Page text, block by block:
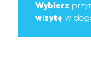
Wybierz
wizytę w